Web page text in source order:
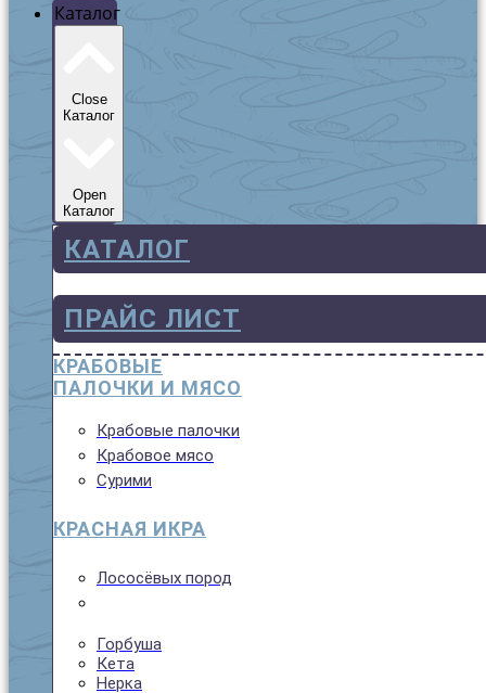
Каталог
Close
Каталог
Open
Каталог
КАТАЛОГ
ПРАЙС ЛИСТ
КРАБОВЫЕ
ПАЛОЧКИ И МЯСО
Крабовые палочки
Крабовое мясо
Сурими
КРАСНАЯ ИКРА
Лососёвых пород
Горбуша
Кета
Нерка